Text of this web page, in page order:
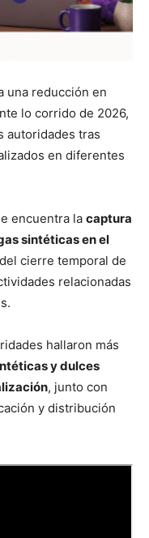
una reducción en
lo corrido de 2026,
autoridades tras
en diferentes
encuentra la captura
sintéticas en el
cierre temporal de
relacionadas
hallaron más
y dulces
, junto con
y distribución